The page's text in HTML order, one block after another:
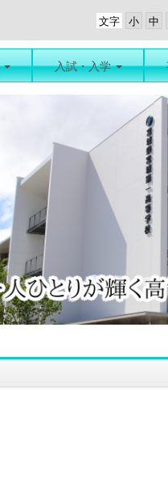
文字
入試・入学